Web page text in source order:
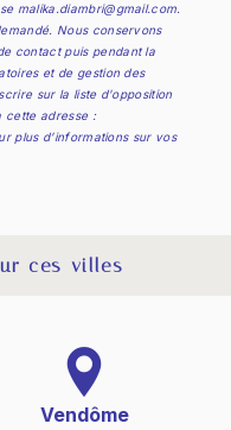
malika.diambri@gmail.com.
Nous conservons
contact puis pendant la
et de gestion des
sur la liste d'opposition
cette adresse :
plus d’informations sur vos
ces villes
Vendôme